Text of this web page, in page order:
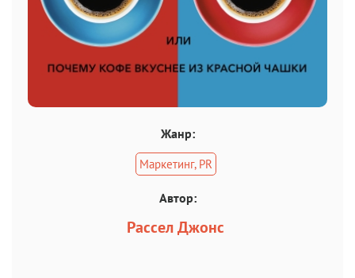
Жанр:
Маркетинг, PR
Автор:
Рассел Джонс